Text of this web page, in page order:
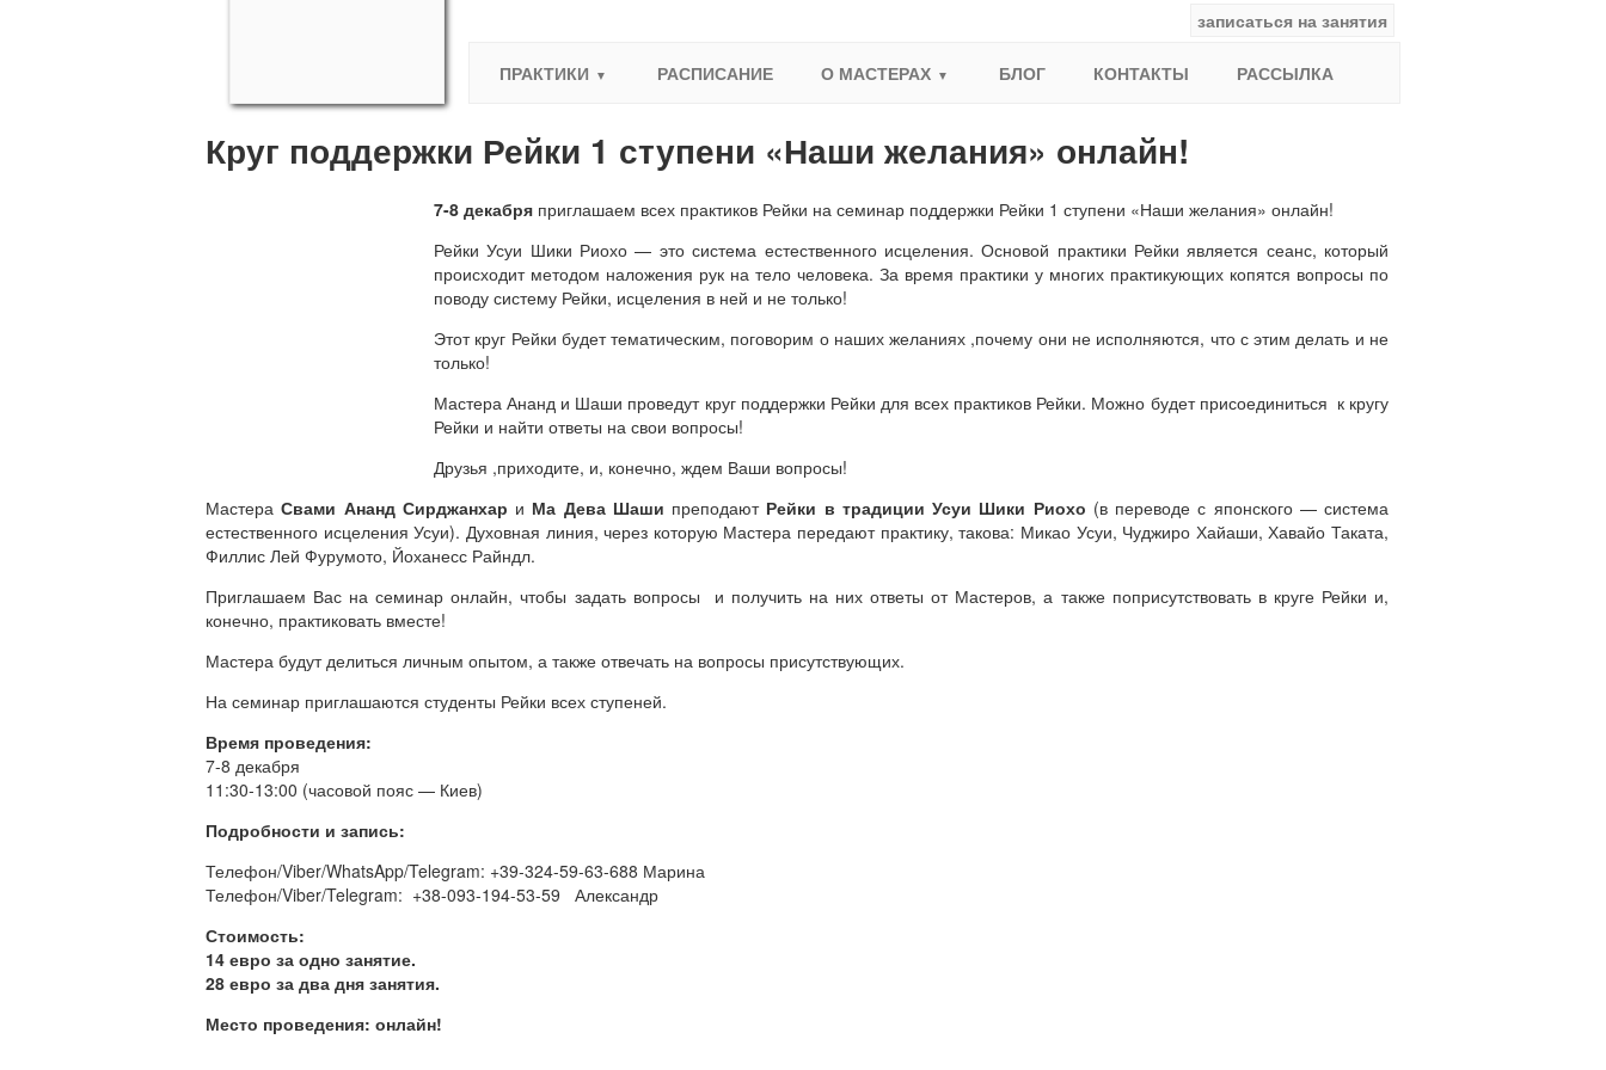
записаться на занятия
ПРАКТИКИ
РАСПИСАНИЕ О МАСТЕРАХ БЛОГ КОНТАКТЫ РАССЫЛКА
Круг поддержки Рейки 1 ступени «Наши желания» онлайн!
7-8 декабря приглашаем всех практиков Рейки на семинар поддержки Рейки 1 ступени «Наши желания» онлайн!
Рейки Усуи Шики Риохо — это система естественного исцеления. Основой практики Рейки является сеанс, который
происходит методом наложения рук на тело человека. За время практики у многих практикующих копятся вопросы по
поводу систему Рейки, исцеления в ней и не только!
Этот круг Рейки будет тематическим, поговорим о наших желаниях ,почему они не исполняются, что с этим делать и не
только!
Мастера Ананд и Шаши проведут круг поддержки Рейки для всех практиков Рейки. Можно будет присоединиться к кругу
Рейки и найти ответы на свои вопросы!
Друзья ,приходите, и, конечно, ждем Ваши вопросы!
МастераСвами Ананд Сирджанхар и Ма Дева Шаши преподают Рейки в традиции Усуи Шики Риохо (в переводе с японского — система
естественного исцеления Усуи). Духовная линия, через которую Мастера передают практику, такова: Микао Усуи, Чуджиро Хайаши, Хавайо Таката,
Филлис Лей Фурумото, Йоханесс Райндл.
Приглашаем Вас на семинар онлайн, чтобы задать вопросы и получить на них ответы от Мастеров, а также поприсутствовать в круге Рейки и,
конечно, практиковать вместе!
Мастера будут делиться личным опытом, а также отвечать на вопросы присутствующих.
На семинар приглашаются студенты Рейки всех ступеней.
Время проведения:
7-8 декабря
11:30-13:00 (часовой пояс — Киев)
Подробности и запись:
Телефон/Viber/WhatsApp/Telegram: +39-324-59-63-688 Марина
Телефон/Viber/Telegram: +38-093-194-53-59 Александр
Стоимость:
14 евро за одно занятие.
28 евро за два дня занятия.
Место проведения: онлайн!